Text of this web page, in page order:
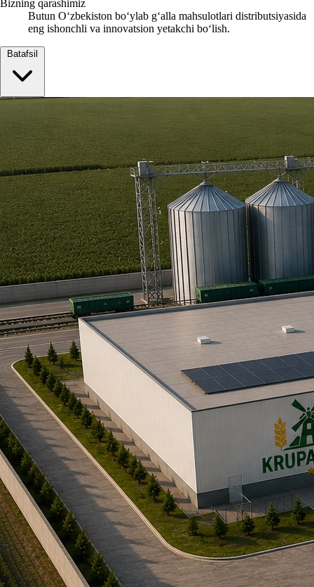
Bizning qarashimiz
Butun Oʻzbekiston boʻylab gʻalla mahsulotlari distributsiyasida
eng ishonchli va innovatsion yetakchi boʻlish.